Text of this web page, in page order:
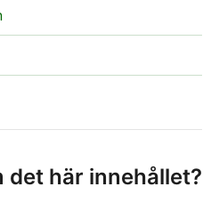
det här innehållet?